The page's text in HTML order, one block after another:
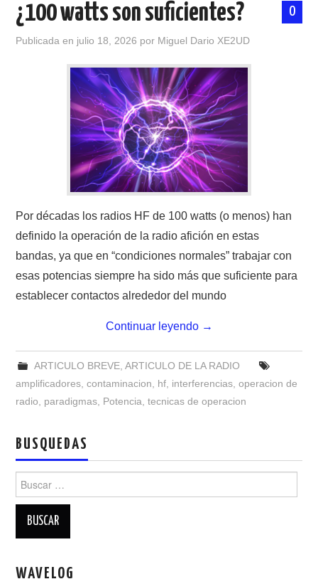
CONTACTO
HISTORIA DE LA RADIO
IMÁGENES CRECJ
LA PULGA MERCANTE
LITERATURA DE LA RADIO
MODOS DIGITALES
MORSE CW APRENDE Y MAS
PATROCINADORES
RADIOAFICIONADOS EN MEXICO
PROMOCIÓN DE LA RADIO AFICIÓN
PROPAGACIÓN
SALÓN DE LA FAMA DEL CRECJ
0
¿100 watts son suficientes?
Publicada en julio 18, 2026 por Miguel Dario XE2UD
Por décadas los radios HF de 100 watts (o menos) han
definido la operación de la radio afición en estas
bandas, ya que en “condiciones normales” trabajar con
esas potencias siempre ha sido más que suficiente para
establecer contactos alrededor del mundo
Continuar leyendo →
ARTICULO BREVE, ARTICULO DE LA RADIO
amplificadores,contaminacion, hf, interferencias,operacion de
radio, paradigmas, Potencia,tecnicas de operacion
BUSQUEDAS
Buscar:
WAVELOG